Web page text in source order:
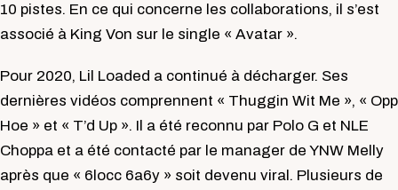
10 pistes. En ce qui concerne les collaborations, il s’est
associé à King Von sur le single « Avatar ».
Pour 2020, Lil Loaded a continué à décharger. Ses
dernières vidéos comprennent « Thuggin Wit Me », « Opp
Hoe » et « T’d Up ». Il a été reconnu par Polo G et NLE
Choppa et a été contacté par le manager de YNW Melly
après que « 6locc 6a6y » soit devenu viral. Plusieurs de